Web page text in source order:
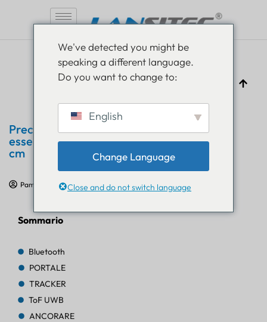
Precisione UWB nel 2026: Guida
essenziale al posizionamento indoor a 10
cm
Pam Luthra 7 aprile 2026 Casi di studio IoT
Sommario
Bluetooth
PORTALE
TRACKER
ToF UWB
ANCORARE
We've detected you might be
speaking a different language.
Do you want to change to:
English
Change Language
Close and do not switch language